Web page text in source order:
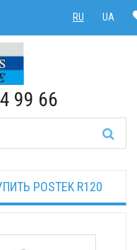
UA
RU UA
RU
99 66
POSTEK R120